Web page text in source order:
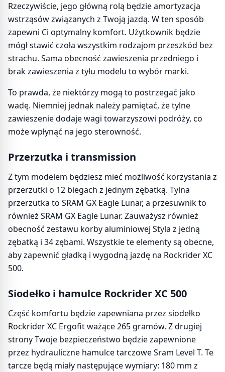
Rzeczywiście, jego główną rolą będzie amortyzacja
wstrząsów związanych z Twoją jazdą. W ten sposób
zapewni Ci optymalny komfort. Użytkownik będzie
mógł stawić czoła wszystkim rodzajom przeszkód bez
strachu. Sama obecność zawieszenia przedniego i
brak zawieszenia z tyłu modelu to wybór marki.
To prawda, że niektórzy mogą to postrzegać jako
wadę. Niemniej jednak należy pamiętać, że tylne
zawieszenie dodaje wagi towarzyszowi podróży, co
może wpłynąć na jego sterowność.
Przerzutka i transmission
Z tym modelem będziesz mieć możliwość korzystania z
przerzutki o 12 biegach z jednym zębatką. Tylna
przerzutka to SRAM GX Eagle Lunar, a przesuwnik to
również SRAM GX Eagle Lunar. Zauważysz również
obecność zestawu korby aluminiowej Styla z jedną
zębatką i 34 zębami. Wszystkie te elementy są obecne,
aby zapewnić gładką i wygodną jazdę na Rockrider XC
500.
Siodełko i hamulce Rockrider XC 500
Część komfortu będzie zapewniana przez siodełko
Rockrider XC Ergofit ważące 265 gramów. Z drugiej
strony Twoje bezpieczeństwo będzie zapewnione
przez hydrauliczne hamulce tarczowe Sram Level T. Te
tarcze będą miały następujące wymiary: 180 mm z